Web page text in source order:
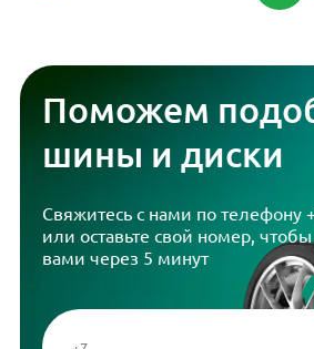
Поможем
шины и диски
Свяжитесь с нами по телефону
или оставьте свой номер,
вами через 5 минут